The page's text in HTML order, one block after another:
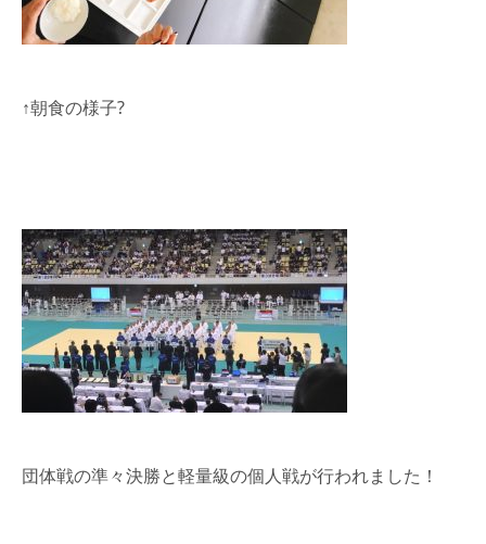
↑朝食の様子?
団体戦の準々決勝と軽量級の個人戦が行われました！